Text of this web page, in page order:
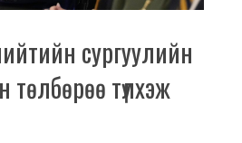
сургуулийн
түлхэж